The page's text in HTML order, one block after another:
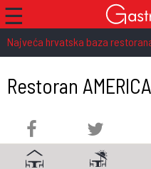
☰
Najveća hrvatska baza
Restoran